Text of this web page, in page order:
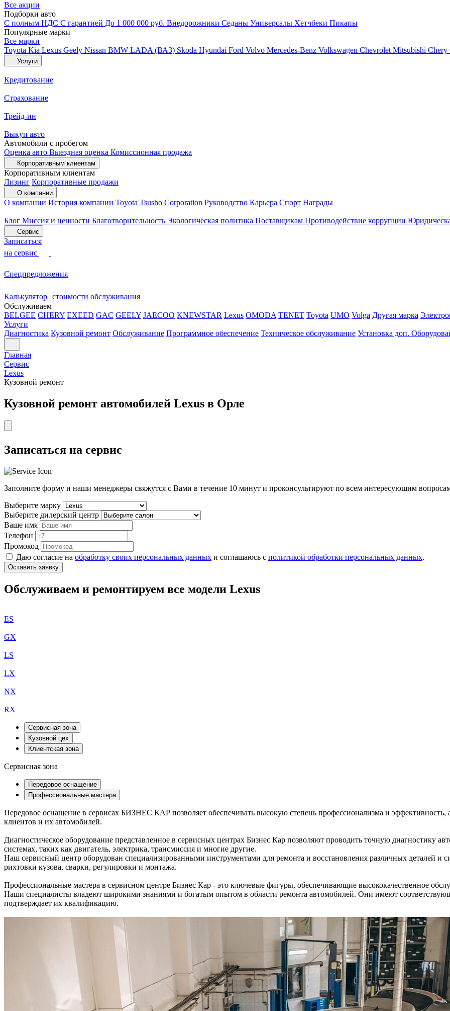
Все акции
Подборки авто
С полным НДС С гарантией До 1 000 000 руб. Внедорожники Седаны Универсалы Хетчбеки Пикапы
Популярные марки
Все марки
Toyota Kia Lexus Geely Nissan BMW LADA (ВАЗ) Skoda Hyundai Ford Volvo Mercedes-Benz Volkswagen Chevrolet Mitsubishi Chery
Услуги
Кредитование
Страхование
Трейд-ин
Выкуп авто
Автомобили с пробегом
Оценка авто Выездная оценка Комиссионная продажа
Корпоративным клиентам
Корпоративным клиентам
Лизинг Корпоративные продажи
О компании
О компании История компании Toyota Tsusho Corporation Руководство Карьера Спорт Награды
Блог Миссия и ценности Благотворительность Экологическая политика Поставщикам Противодействие коррупции
Сервис
Записаться
на сервис
Спецпредложения
Калькулятор стоимости обслуживания
Обслуживаем
BELGEE CHERY EXEED GAC GEELY JAECOO KNEWSTAR Lexus OMODA TENET Toyota UMO Volga Другая марка
Услуги
Диагностика Кузовной ремонт Обслуживание Программное обеспечение Техническое обслуживание Установка доп.
Главная
Сервис
Lexus
Кузовной ремонт
Кузовной ремонт автомобилей Lexus в Орле
Записаться на сервис
Заполните форму и наши менеджеры свяжутся с Вами в течение 10 минут и проконсультируют по всем интересующим
Выберите марку
Выберите дилерский центр
Ваше имя
Телефон
Промокод
Даю согласие на обработку своих персональных данных и соглашаюсь с политикой обработки персональных данных.
Оставить заявку
Обслуживаем и ремонтируем все модели Lexus
ES
GX
LS
LX
NX
RX
Сервисная зона
Кузовной цех
Клиентская зона
Сервисная зона
Передовое оснащение
Профессиональные мастера
Передовое оснащение в сервисах БИЗНЕС КАР позволяет обеспечивать высокую степень профессионализма и эффективность, а
клиентов и их автомобилей.
Диагностическое оборудование представленное в сервисных центрах Бизнес Кар позволяют проводить точную диагностику
системах, таких как двигатель, электрика, трансмиссия и многие другие.
Наш сервисный центр оборудован специализированными инструментами для ремонта и восстановления различных деталей и
рихтовки кузова, сварки, регулировки и монтажа.
Профессиональные мастера в сервисном центре Бизнес Кар - это ключевые фигуры, обеспечивающие высококачественное
Наши специалисты владеют широкими знаниями и богатым опытом в области ремонта автомобилей. Они имеют
подтверждает их квалификацию.